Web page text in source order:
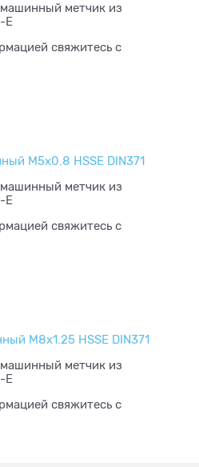
метчик из
E
свяжитесь с
M5x0.8 HSSE DIN371
метчик из
E
свяжитесь с
M8x1.25 HSSE DIN371
метчик из
E
свяжитесь с